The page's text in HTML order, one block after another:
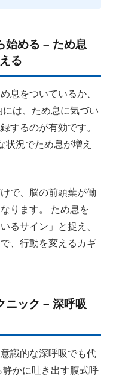
始める – ため息
る
息をついているか、
は、ため息に気づい
するのが有効です。
状況でため息が増え
で、脳の前頭葉が働
ります。 ため息を
るサイン」と捉え、
、行動を変えるカギ
ニック – 深呼吸
識的な深呼吸でも代
かに吐き出す腹式呼